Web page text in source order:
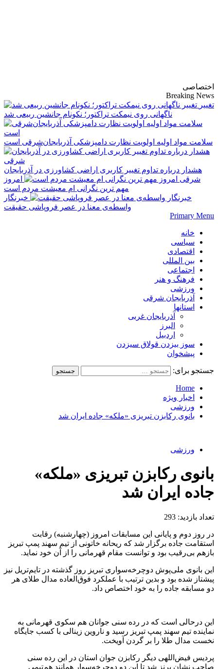
اختصاصی
Breaking News
تغییر
ناگهانی روی نیمکت تراکتور؛ نکونام جانشین ربیعی شد
سلامت مواد اولیه اولویت نظارت دامپزشکی آذربایجان‌شرقی است
هشدار درباره تداوم تغییر کاربری اراضی کشاورزی در آذربایجان
شرقی
امروز
مهم‌ ترین نگرانی‌ ام معیشت مردم است
خبرنگار
واسطه‌ی معنا در عصر فروپاشی حقیقت
Primary Menu
خانه
سیاسی
اقتصادی
بین المللی
اجتماعی
فرهنگ و هنر
ورزشی
آذربایجان شرقی
استانها
آذربایجان غربی
البرز
اردبیل
سوز بیزدن قولاق سیزدن
پیشخوان
جستجو برای:
Home
اخبار ویژه
ورزشی
بانوی رکابزن تبریزی «ملکه» جاده ایران شد
ورزشی
بانوی رکابزن تبریزی «ملکه»
جاده ایران شد
تعداد بازدید: 293
در روز دوم و پایانی این مسابقات امروز (چهارشنبه) رقابت
استقامت جاده برگزار شد که ریحانه خاتونی از تیم سهند پمپ تبریز
بازهم بی‌رقیب بود و توانست مقام قهرمانی را از آن خود نماید.
این بانوی ملی‌پوش دوچرخه‌سواری تبریز روز گذشته در تایم‌تریل نیز
پیشتاز شده بود و بدین ترتیب با عملکرد فوق‌العاده مدال طلای هر
دو مسابقه جاده را به خود اختصاص داد.
این درحالی است که در رده سنی جوانان هم سکوی قهرمانی به
نماینده تیم سهند پمپ تبریز رسید و ناروین زینالی با کسب جایگاه
نخست مدال طلا را بر گردن آویخت.
پردیس فیض‌اللهی دیگر رکابزن جوان استان در این رده سنی
صاحب نشان برنز شد تا این دو دوچرخه‌سوار همانند هم‌تیمی